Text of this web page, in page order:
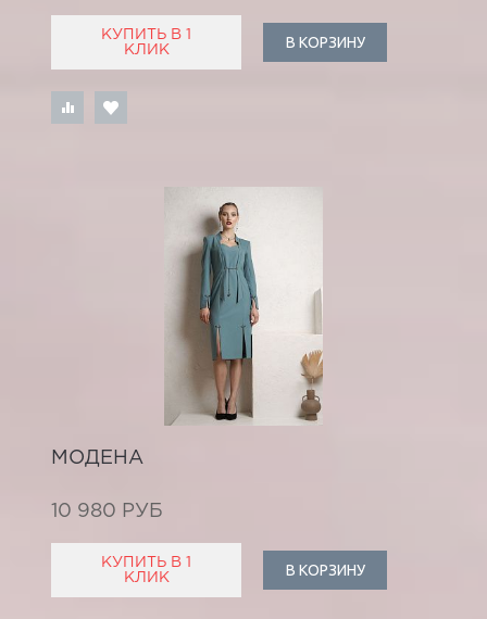
КУПИТЬ В 1
КЛИК
В КОРЗИНУ
МОДЕНА
10 980 РУБ
КУПИТЬ В 1
КЛИК
В КОРЗИНУ